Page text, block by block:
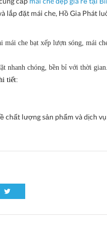
lắp đặt mái che, Hồ Gia Phát
mái che bạt xếp lượn sóng, mái
nhanh chóng, bền bỉ với thời gian.
tiết:
chất lượng sản phẩm và dịch